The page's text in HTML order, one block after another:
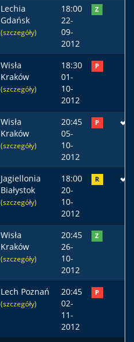
Lechia
Gdańsk
(szczegóły)
18:00
22-
09-
2012
Z
Wisła
Kraków
(szczegóły)
18:30
01-
10-
2012
P
Wisła
Kraków
(szczegóły)
20:45
05-
10-
2012
P
Jagiellonia
Białystok
(szczegóły)
18:00
20-
10-
2012
R
Wisła
Kraków
(szczegóły)
20:45
26-
10-
2012
Z
Lech Poznań
(szczegóły)
20:45
02-
11-
2012
P